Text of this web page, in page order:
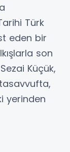
Türk
eden bir
son
Küçük,
tasavvufta,
yerinden